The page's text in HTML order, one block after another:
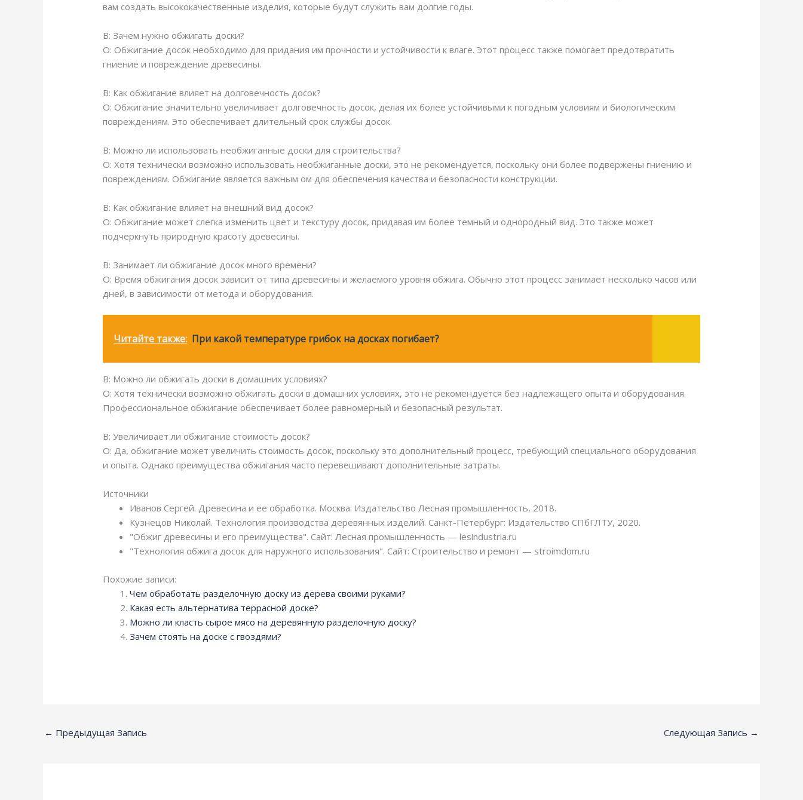
вам создать высококачественные изделия, которые будут служить вам долгие годы.
В: Зачем нужно обжигать доски?
О: Обжигание досок необходимо для придания им прочности и устойчивости к влаге. Этот процесс также помогает предотвратить
гниение и повреждение древесины.
В: Как обжигание влияет на долговечность досок?
О: Обжигание значительно увеличивает долговечность досок, делая их более устойчивыми к погодным условиям и биологическим
повреждениям. Это обеспечивает длительный срок службы досок.
В: Можно ли использовать необжиганные доски для строительства?
О: Хотя технически возможно использовать необжиганные доски, это не рекомендуется, поскольку они более подвержены гниению и
повреждениям. Обжигание является важным ом для обеспечения качества и безопасности конструкции.
В: Как обжигание влияет на внешний вид досок?
О: Обжигание может слегка изменить цвет и текстуру досок, придавая им более темный и однородный вид. Это также может
подчеркнуть природную красоту древесины.
В: Занимает ли обжигание досок много времени?
О: Время обжигания досок зависит от типа древесины и желаемого уровня обжига. Обычно этот процесс занимает несколько часов или
дней, в зависимости от метода и оборудования.
Читайте также: При какой температуре грибок на досках погибает?
В: Можно ли обжигать доски в домашних условиях?
О: Хотя технически возможно обжигать доски в домашних условиях, это не рекомендуется без надлежащего опыта и оборудования.
Профессиональное обжигание обеспечивает более равномерный и безопасный результат.
В: Увеличивает ли обжигание стоимость досок?
О: Да, обжигание может увеличить стоимость досок, поскольку это дополнительный процесс, требующий специального оборудования
и опыта. Однако преимущества обжигания часто перевешивают дополнительные затраты.
Источники
Иванов Сергей. Древесина и ее обработка. Москва: Издательство Лесная промышленность, 2018.
Кузнецов Николай. Технология производства деревянных изделий. Санкт-Петербург: Издательство СПбГЛТУ, 2020.
"Обжиг древесины и его преимущества". Сайт: Лесная промышленность — lesindustria.ru
"Технология обжига досок для наружного использования". Сайт: Строительство и ремонт — stroimdom.ru
Похожие записи:
Чем обработать разделочную доску из дерева своими руками?
Какая есть альтернатива террасной доске?
Можно ли класть сырое мясо на деревянную разделочную доску?
Зачем стоять на доске с гвоздями?
← Предыдущая Запись Следующая Запись →